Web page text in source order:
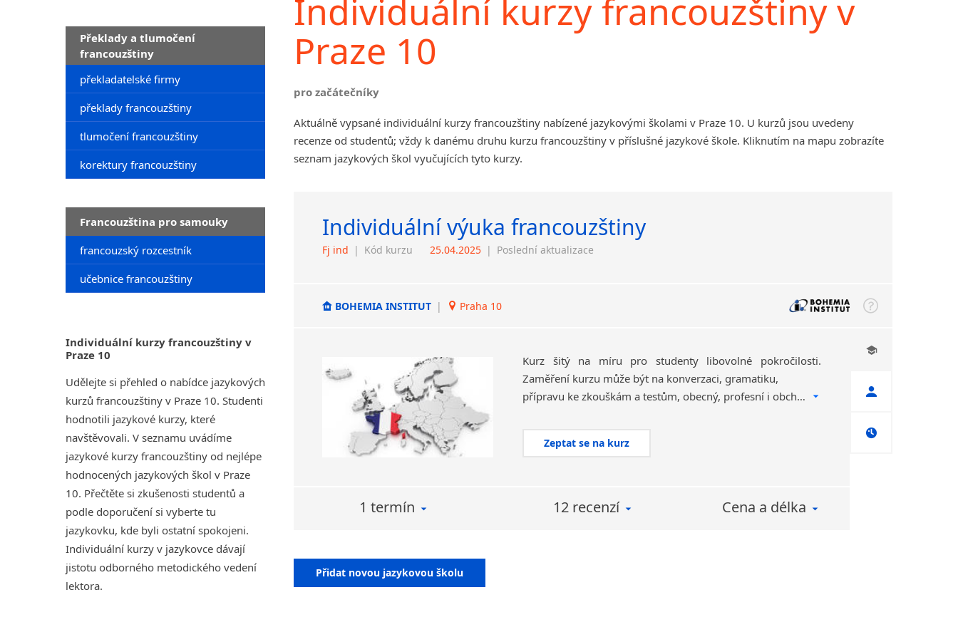
Překlady a tlumočení
francouzštiny
překladatelské firmy
překlady francouzštiny
tlumočení francouzštiny
korektury francouzštiny
Francouzština pro samouky
francouzský rozcestník
učebnice francouzštiny
Individuální kurzy francouzštiny v
Praze 10
Udělejte si přehled o nabídce jazykových
kurzů francouzštiny v Praze 10. Studenti
hodnotili jazykové kurzy, které
navštěvovali. V seznamu uvádíme
jazykové kurzy francouzštiny od nejlépe
hodnocených jazykových škol v Praze
10. Přečtěte si zkušenosti studentů a
podle doporučení si vyberte tu
jazykovku, kde byli ostatní spokojeni.
Individuální kurzy v jazykovce dávají
jistotu odborného metodického vedení
lektora.
Individuální kurzy francouzštiny v
Praze 10
pro začátečníky
Aktuálně vypsané individuální kurzy francouzštiny nabízené jazykovými školami v Praze 10. U kurzů jsou uvedeny
recenze od studentů; vždy k danému druhu kurzu francouzštiny v příslušné jazykové škole. Kliknutím na mapu zobrazíte
seznam jazykových škol vyučujících tyto kurzy.
Individuální výuka francouzštiny
Fj ind | Kód kurzu 25.04.2025 | Poslední aktualizace
BOHEMIA INSTITUT | Praha 10
Kurz šitý na míru pro studenty libovolné pokročilosti.
Zaměření kurzu může být na konverzaci, gramatiku,
přípravu ke zkouškám a testům, obecný, profesní i obchodní jazyk – podle potřeb studenta.
Zeptat se na kurz
1 termín 12 recenzí Cena a délka
Přidat novou jazykovou školu